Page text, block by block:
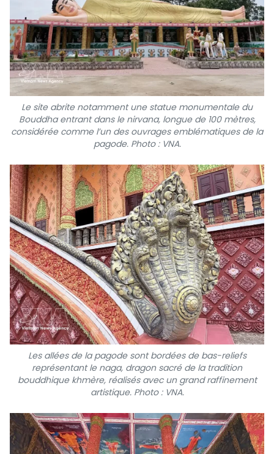
Le site abrite notamment une statue monumentale du
Bouddha entrant dans le nirvana, longue de 100 mètres,
considérée comme l’un des ouvrages emblématiques de la
pagode. Photo : VNA.
Les allées de la pagode sont bordées de bas-reliefs
représentant le naga, dragon sacré de la tradition
bouddhique khmère, réalisés avec un grand raffinement
artistique. Photo : VNA.